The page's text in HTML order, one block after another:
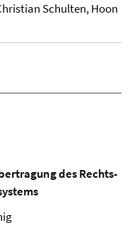
Schulten, Hoon
des Rechts-